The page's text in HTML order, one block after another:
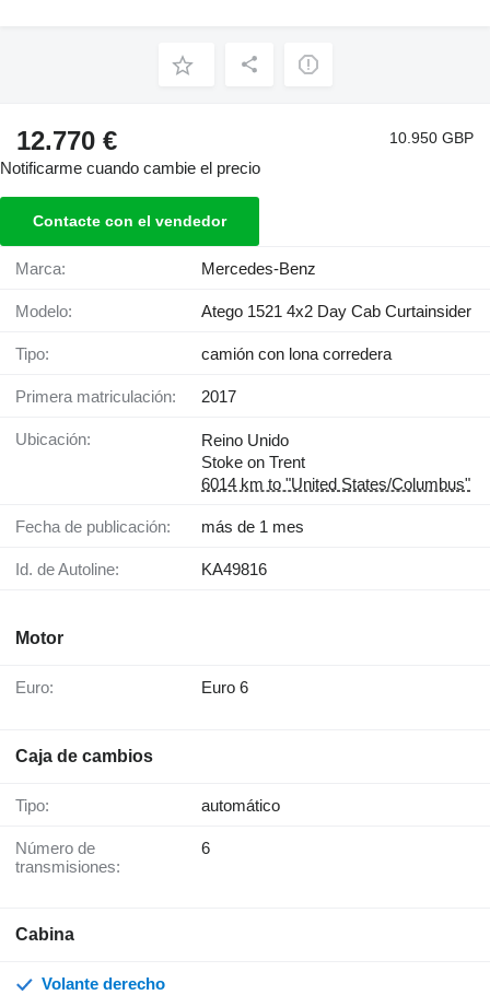
12.770 € 10.950 GBP
Notificarme cuando cambie el precio
Contacte con el vendedor
Marca: Mercedes-Benz
Modelo: Atego 1521 4x2 Day Cab Curtainsider
Tipo: camión con lona corredera
Primera matriculación: 2017
Ubicación:
Reino Unido
Stoke on Trent
6014 km to "United States/Columbus"
Fecha de publicación: más de 1 mes
Id. de Autoline: KA49816
Motor
Euro: Euro 6
Caja de cambios
Tipo: automático
Número de
transmisiones:
6
Cabina
Volante derecho